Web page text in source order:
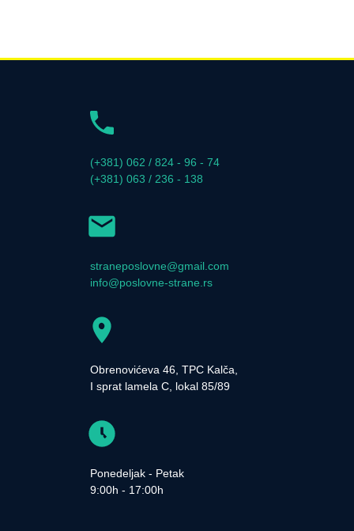
(+381) 062 / 824 - 96 - 74
(+381) 063 / 236 - 138
straneposlovne@gmail.com
info@poslovne-strane.rs
Obrenovićeva 46, TPC Kalča,
I sprat lamela C, lokal 85/89
Ponedeljak - Petak
9:00h - 17:00h